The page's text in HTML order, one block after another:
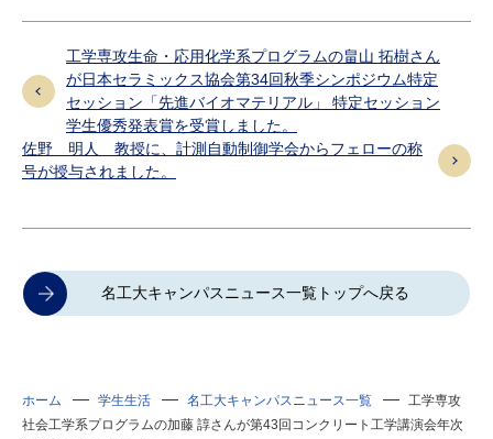
工学専攻生命・応用化学系プログラムの畠山 拓樹さん
が日本セラミックス協会第34回秋季シンポジウム特定
セッション「先進バイオマテリアル」 特定セッション
学生優秀発表賞を受賞しました。
佐野 明人 教授に、計測自動制御学会からフェローの称
号が授与されました。
名工大キャンパスニュース一覧トップへ戻る
ホーム 学生生活 名工大キャンパスニュース一覧
工学専攻
社会工学系プログラムの加藤 諄さんが第43回コンクリート工学講演会年次